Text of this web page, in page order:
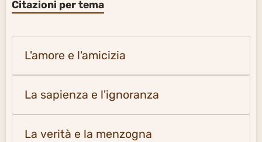
Citazioni per tema
L'amore e l'amicizia
La sapienza e l'ignoranza
La verità e la menzogna